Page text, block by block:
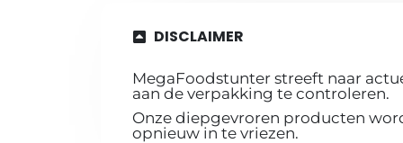
DISCLAIMER
MegaFoodstunter streeft naar
aan de verpakking te controleren.
Onze diepgevroren producten
opnieuw in te vriezen.